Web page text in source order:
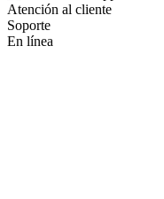
Atención al cliente
Soporte
En línea